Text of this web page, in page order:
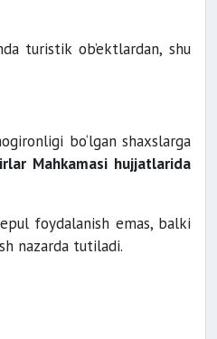
turistik ob’ektlardan, shu
bo‘lgan shaxslarga
Mahkamasi hujjatlarida
foydalanish emas, balki
nazarda tutiladi.